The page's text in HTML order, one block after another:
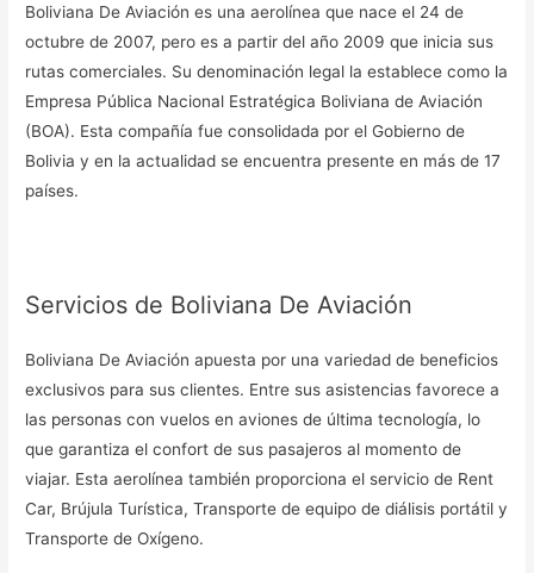
Boliviana De Aviación es una aerolínea que nace el 24 de
octubre de 2007, pero es a partir del año 2009 que inicia sus
rutas comerciales. Su denominación legal la establece como la
Empresa Pública Nacional Estratégica Boliviana de Aviación
(BOA). Esta compañía fue consolidada por el Gobierno de
Bolivia y en la actualidad se encuentra presente en más de 17
países.
Servicios de Boliviana De Aviación
Boliviana De Aviación apuesta por una variedad de beneficios
exclusivos para sus clientes. Entre sus asistencias favorece a
las personas con vuelos en aviones de última tecnología, lo
que garantiza el confort de sus pasajeros al momento de
viajar. Esta aerolínea también proporciona el servicio de Rent
Car, Brújula Turística, Transporte de equipo de diálisis portátil y
Transporte de Oxígeno.